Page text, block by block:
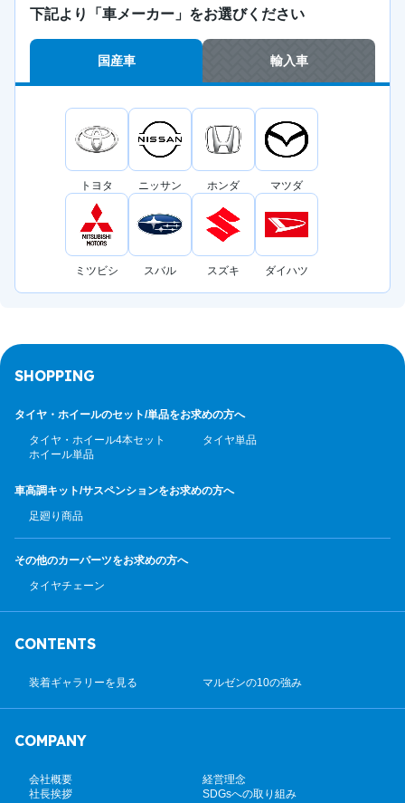
下記より「車メーカー」をお選びください
国産車 輸入車
トヨタ ニッサン ホンダ マツダ
ミツビシ スバル スズキ ダイハツ
SHOPPING
タイヤ・ホイールのセット/単品をお求めの方へ
タイヤ・ホイール4本セット
タイヤ単品
ホイール単品
車高調キット/サスペンションをお求めの方へ
足廻り商品
その他のカーパーツをお求めの方へ
タイヤチェーン
CONTENTS
装着ギャラリーを見る マルゼンの10の強み
COMPANY
会社概要
経営理念
社長挨拶
SDGsへの取り組み